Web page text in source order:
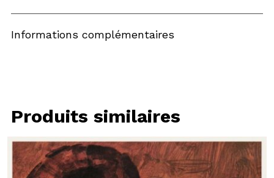
Informations complémentaires
Produits similaires